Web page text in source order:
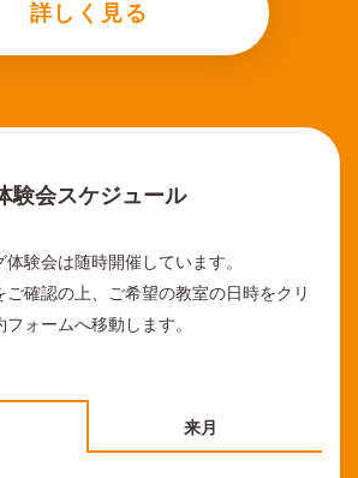
詳しく見る
験会スケジュール
験会は随時開催しています。
ご確認の上、ご希望の教室の日時をクリ
ォームへ移動します。
来月